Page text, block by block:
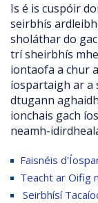
Is é is cuspóir
seirbhís
sholáthar do
trí sheirbhís
iontaofa a chur
íospartaigh ar a
dtugann
ionchais gach
neamh-
Faisnéis
Teacht ar Oifig
Seirbhísí